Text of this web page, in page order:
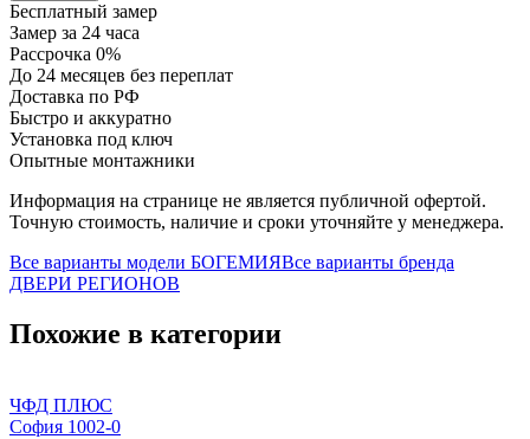
Бесплатный замер
Замер за 24 часа
Рассрочка 0%
До 24 месяцев без переплат
Доставка по РФ
Быстро и аккуратно
Установка под ключ
Опытные монтажники
Информация на странице не является публичной офертой.
Точную стоимость, наличие и сроки уточняйте у менеджера.
Все варианты модели БОГЕМИЯВсе варианты бренда
ДВЕРИ РЕГИОНОВ
Похожие в категории
ЧФД ПЛЮС
София 1002-0